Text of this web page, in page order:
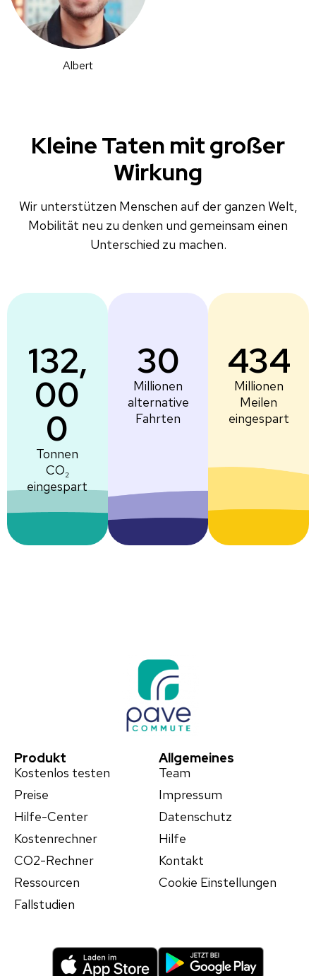
Albert
Kleine Taten mit großer
Wirkung
Wir unterstützen Menschen auf der ganzen Welt,
Mobilität neu zu denken und gemeinsam einen
Unterschied zu machen.
132,
00
0
Tonnen
CO₂
eingespart
30
Millionen
alternative
Fahrten
434
Millionen
Meilen
eingespart
Produkt
Kostenlos testen
Preise
Hilfe-Center
Kostenrechner
CO2-Rechner
Ressourcen
Fallstudien
Allgemeines
Team
Impressum
Datenschutz
Hilfe
Kontakt
Cookie Einstellungen
ENGLISH
Diese Webseite verwendet
Cookies.
ALLE AKZEPTIEREN